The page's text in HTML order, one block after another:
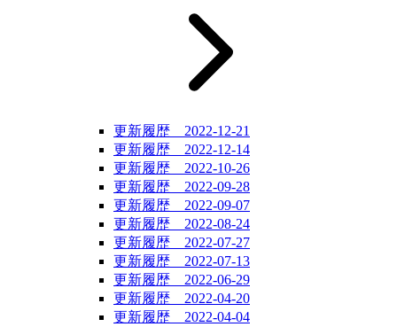
更新履歴 2022-12-21
更新履歴 2022-12-14
更新履歴 2022-10-26
更新履歴 2022-09-28
更新履歴 2022-09-07
更新履歴 2022-08-24
更新履歴 2022-07-27
更新履歴 2022-07-13
更新履歴 2022-06-29
更新履歴 2022-04-20
更新履歴 2022-04-04